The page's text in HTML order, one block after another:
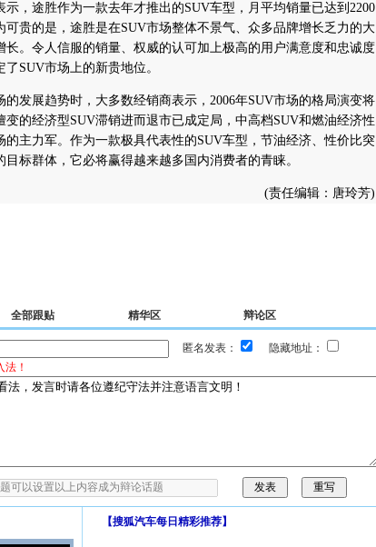
途胜作为一款去年才推出的SUV车型，月平均销量已达到2200
可贵的是，途胜是在SUV市场整体不景气、众多品牌增长乏力的大
长。令人信服的销量、权威的认可加上极高的用户满意度和忠诚度
SUV市场上的新贵地位。
展趋势时，大多数经销商表示，2006年SUV市场的格局演变将
变的经济型SUV滞销进而退市已成定局，中高档SUV和燃油经济性
的主力军。作为一款极具代表性的SUV车型，节油经济、性价比突
标群体，它必将赢得越来越多国内消费者的青睐。
(责任编辑：唐玲芳)
全部跟贴 精华区 辩论区
匿名发表：
隐藏地址：
！
【搜狐汽车每日精彩推荐】